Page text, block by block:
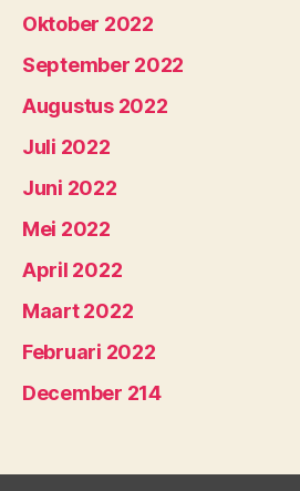
Oktober 2022
September 2022
Augustus 2022
Juli 2022
Juni 2022
Mei 2022
April 2022
Maart 2022
Februari 2022
December 214